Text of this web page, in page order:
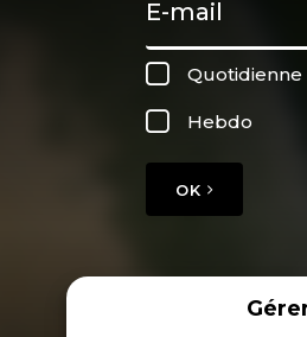
Quotidienne
Hebdo
OK